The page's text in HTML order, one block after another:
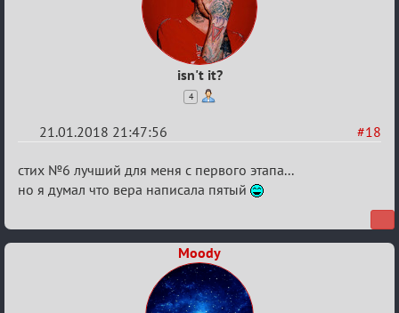
isn't it?
4
#18
21.01.2018 21:47:56
Re:
Мафский
(обсуждение)
стих №6 лучший для меня с первого этапа...
но я думал что вера написала пятый
Moody